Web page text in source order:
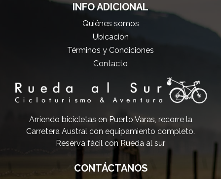
INFO ADICIONAL
Quiénes somos
Ubicación
Términos y Condiciones
Contacto
Arriendo bicicletas en Puerto Varas, recorre la
Carretera Austral con equipamiento completo.
Reserva fácil con Rueda al sur
CONTÁCTANOS